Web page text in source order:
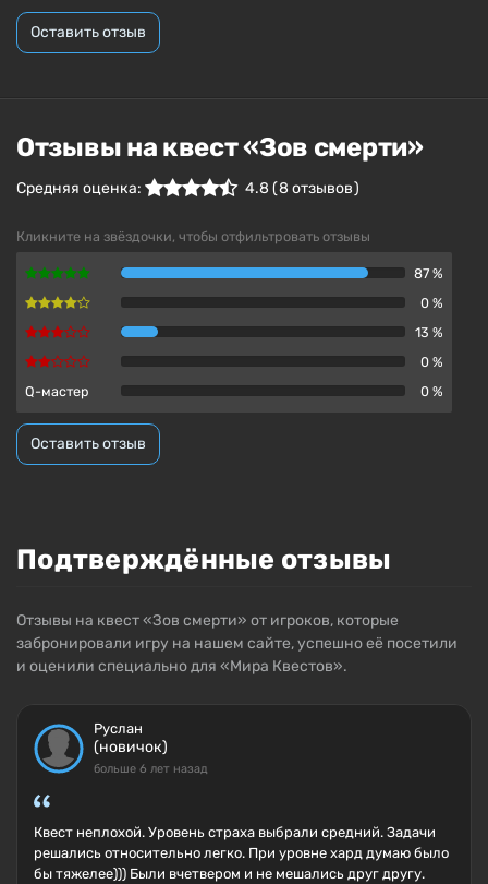
Оставить отзыв
Отзывы на квест «Зов смерти»
Средняя оценка: 4.8 (8 отзывов )
Кликните на звёздочки, чтобы отфильтровать отзывы
87 %
0 %
13 %
0 %
Q-мастер
0 %
Оставить отзыв
Подтверждённые отзывы
Отзывы на квест «Зов смерти» от игроков, которые
забронировали игру на нашем сайте, успешно её посетили
и оценили специально для «Мира Квестов».
Руслан
(новичок)
больше 6 лет назад
Квест неплохой. Уровень страха выбрали средний. Задачи
решались относительно легко. При уровне хард думаю было
бы тяжелее))) Были вчетвером и не мешались друг другу.